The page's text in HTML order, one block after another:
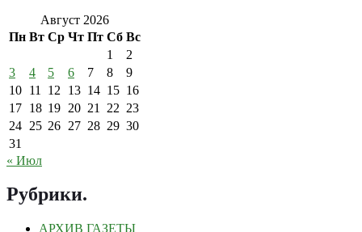
Август 2026
Пн Вт Ср Чт Пт Сб Вс
1
2
3
4 5 6 7 8
9
10 11 12 13 14 15 16
17 18 19 20 21 22 23
24 25 26 27 28 29 30
31
« Июл
Рубрики.
АРХИВ ГАЗЕТЫ